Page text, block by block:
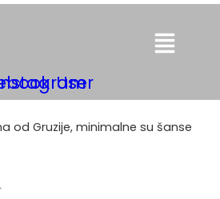
Menu
User
od Gruzije, minimalne su šanse